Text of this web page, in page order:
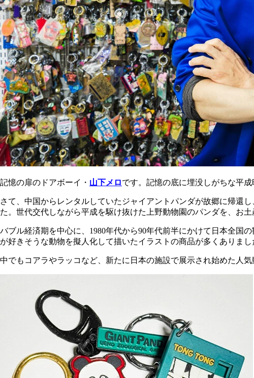
記憶の扉のドアボーイ・ 山下メロです。記憶の底に埋没しがちな平
さて、中国からレンタルしていたジャイアントパンダが故郷に帰還
た。世代交代しながら平成を駆け抜けた上野動物園のパンダを、お土
バブル経済期を中心に、1980年代から90年代前半にかけて日本全国
が好きそうな動物を擬人化して描いたイラストの商品が多くありまし
中でもコアラやラッコなど、新たに日本の施設で展示され始めた人